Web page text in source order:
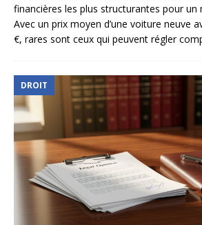
financières les plus structurantes pour un
Avec un prix moyen d’une voiture neuve
€, rares sont ceux qui peuvent régler
DROIT